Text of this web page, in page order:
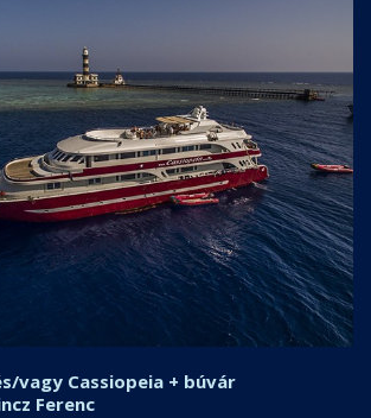
vagy Cassiopeia + búvár
Ferenc